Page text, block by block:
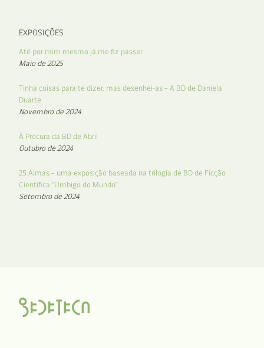
EXPOSIÇÕES
Até por mim mesmo já me fiz passar
Maio de 2025
Tinha coisas para te dizer, mas desenhei-as – A BD de Daniela
Duarte
Novembro de 2024
À Procura da BD de Abril
Outubro de 2024
25 Almas – uma exposição baseada na trilogia de BD de Ficção
Científica “Umbigo do Mundo”
Setembro de 2024